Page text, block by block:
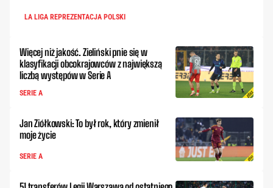
LA LIGA REPREZENTACJA POLSKI
Więcej niż jakość. Zieliński pnie się w
klasyfikacji obcokrajowców z największą
liczbą występów w Serie A
SERIE A
Jan Ziółkowski: To był rok, który zmienił
moje życie
SERIE A